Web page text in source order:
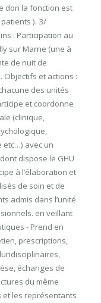
don la fonction est
). 3/
: Participation au
sur Marne (une à
de nuit de
Objectifs et actions :
des unités
et coordonne
(clinique,
etc…) avec un
dispose le GHU
à l’élaboration et
de soin et de
admis dans l’unité
en veillant
- Prend en
prescriptions,
échanges de
du même
et les représentants